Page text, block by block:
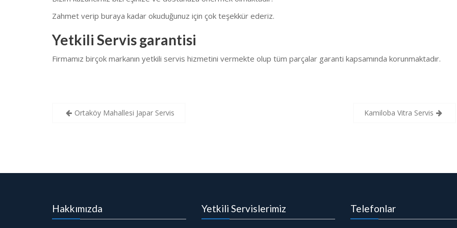
Zahmet verip buraya kadar okuduğunuz için çok teşekkür ederiz.
Yetkili Servis garantisi
Firmamız birçok markanın yetkili servis hizmetini vermekte olup tüm parçalar garanti kapsamında korunmaktadır.
YazıOrtaköy Mahallesi Japar Servis Kamiloba Vitra Servis
Hakkımızda Yetkili Servislerimiz Telefonlar